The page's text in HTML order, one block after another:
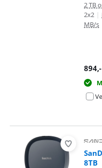
2 TB
2x2 |
MB/s
894,-
8TB